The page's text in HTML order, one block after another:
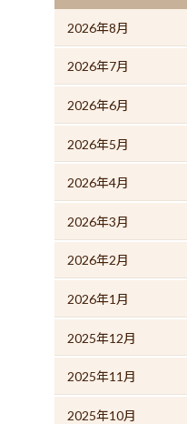
2026年8月
2026年7月
2026年6月
2026年5月
2026年4月
2026年3月
2026年2月
2026年1月
2025年12月
2025年11月
2025年10月